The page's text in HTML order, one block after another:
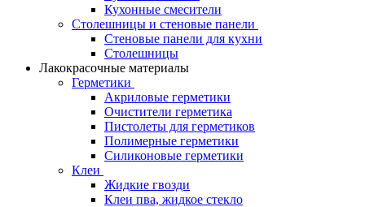
Кухонные смесители
Столешницы и стеновые панели
Стеновые панели для кухни
Столешницы
Лакокрасочные материалы
Герметики
Акриловые герметики
Очистители герметика
Пистолеты для герметиков
Полимерные герметики
Силиконовые герметики
Клеи
Жидкие гвозди
Клеи пва, жидкое стекло